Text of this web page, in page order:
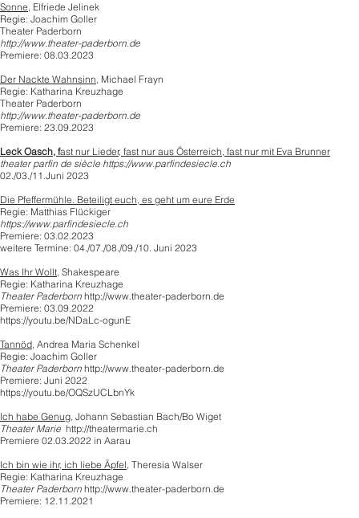
Sonne, Elfriede Jelinek
Regie: Joachim Goller
Theater Paderborn
http://www.theater-paderborn.de
Premiere: 08.03.2023
Der Nackte Wahnsinn, Michael Frayn
Regie: Katharina Kreuzhage
Theater Paderborn
http://www.theater-paderborn.de
Premiere: 23.09.2023
Leck Oasch, fast nur Lieder, fast nur aus Österreich, fast nur mit Eva Brunner
theater parfin de siècle https://www.parfindesiecle.ch
02./03./11.Juni 2023
Die Pfeffermühle. Beteiligt euch, es geht um eure Erde
Regie: Matthias Flückiger
https://www.parfindesiecle.ch
Premiere: 03.02.2023
weitere Termine: 04./07./08./09./10. Juni 2023
Was Ihr Wollt, Shakespeare
Regie: Katharina Kreuzhage
Theater Paderborn http://www.theater-paderborn.de
Premiere: 03.09.2022
https://youtu.be/NDaLc-ogunE
Tannöd, Andrea Maria Schenkel
Regie: Joachim Goller
Theater Paderborn http://www.theater-paderborn.de
Premiere: Juni 2022
https://youtu.be/OQSzUCLbnYk
Ich habe Genug, Johann Sebastian Bach/Bo Wiget
Theater Marie http://theatermarie.ch
Premiere 02.03.2022 in Aarau
Ich bin wie ihr, ich liebe Äpfel, Theresia Walser
Regie: Katharina Kreuzhage
Theater Paderborn http://www.theater-paderborn.de
Premiere: 12.11.2021